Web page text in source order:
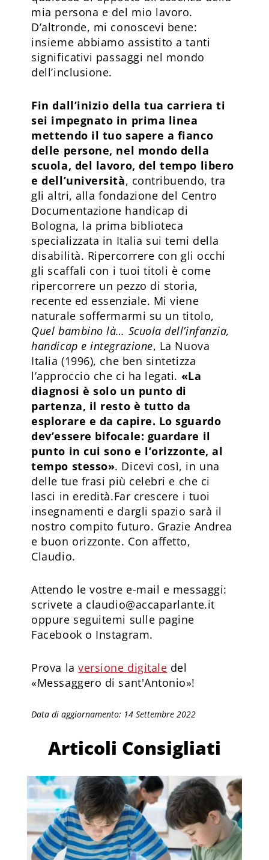
mia persona e del mio lavoro.
D’altronde, mi conoscevi bene:
insieme abbiamo assistito a tanti
significativi passaggi nel mondo
dell’inclusione.
Fin dall’inizio della tua carriera ti
sei impegnato in prima linea
mettendo il tuo sapere a fianco
delle persone, nel mondo della
scuola, del lavoro, del tempo libero
e dell’università, contribuendo, tra
gli altri, alla fondazione del Centro
Documentazione handicap di
Bologna, la prima biblioteca
specializzata in Italia sui temi della
disabilità. Ripercorrere con gli occhi
gli scaffali con i tuoi titoli è come
ripercorrere un pezzo di storia,
recente ed essenziale. Mi viene
naturale soffermarmi su un titolo,
Quel bambino là… Scuola dell’infanzia,
handicap e integrazione, La Nuova
Italia (1996), che ben sintetizza
l’approccio che ci ha legati. «La
diagnosi è solo un punto di
partenza, il resto è tutto da
esplorare e da capire. Lo sguardo
dev’essere bifocale: guardare il
punto in cui sono e l’orizzonte, al
tempo stesso». Dicevi così, in una
delle tue frasi più celebri e che ci
lasci in eredità.Far crescere i tuoi
insegnamenti e dargli spazio sarà il
nostro compito futuro. Grazie Andrea
e buon orizzonte. Con affetto,
Claudio.
Attendo le vostre e-mail e messaggi:
scrivete a claudio@accaparlante.it
oppure seguitemi sulle pagine
Facebook o Instagram.
Prova laversione digitale del
«Messaggero di sant'Antonio»!
Data di aggiornamento: 14 Settembre 2022
Articoli Consigliati